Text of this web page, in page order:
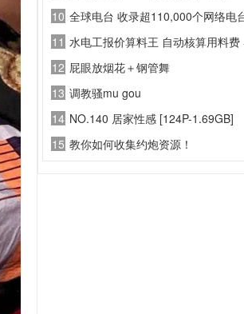
10 全球电台 收录超110,000个网络电台和1,900,000个播客节目，覆盖
11 水电工报价算料王 自动核算用料费 导出报
12 屁眼放烟花＋钢管舞
13 调教骚mu gou
14 NO.140 居家性感 [124P-1.69GB]
15 教你如何收集约炮资源！